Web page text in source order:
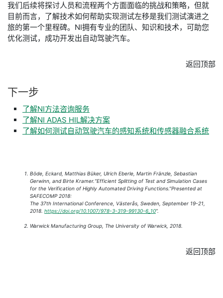
我们后续将探讨人员和流程两个方面面临的挑战和策略，但就
目前而言，了解技术如何帮助实现测试左移是我们测试演进之
旅的第一个里程碑。NI拥有专业的团队、知识和技术，可助您
优化测试，成功开发出自动驾驶汽车。
返回顶部
下一步
了解NI方法咨询服务
了解NI ADAS HIL解决方案
了解如何测试自动驾驶汽车的感知系统和传感器融合系统
​Böde, Eckard, Matthias Büker, Ulrich Eberle, Martin Fränzle, Sebastian
Gerwinn, and Birte Kramer.“Efficient Splitting of Test and Simulation Cases
for the Verification of Highly Automated Driving Functions.”Presented at
SAFECOMP 2018:
The 37th International Conference, Västerås, Sweden, September 19-21,
2018. https://doi.org/10.1007/978-3-319-99130-6_10”.
Warwick Manufacturing Group, The University of Warwick, 2018.
返回顶部